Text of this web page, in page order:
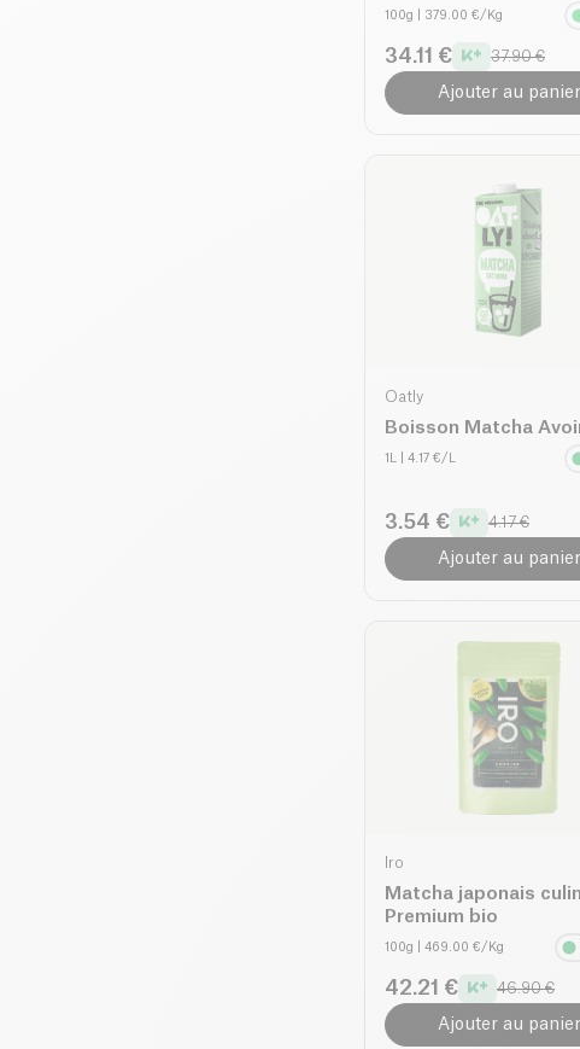
100g | 379.00 €/Kg
34.11 € 37.90 €
Ajouter au panier
Oatly
Boisson Matcha
1L | 4.17 €/L
3.54 € 4.17 €
Ajouter au panier
Iro
Matcha japonais
Premium bio
100g | 469.00 €/Kg
42.21 € 46.90 €
Ajouter au panier